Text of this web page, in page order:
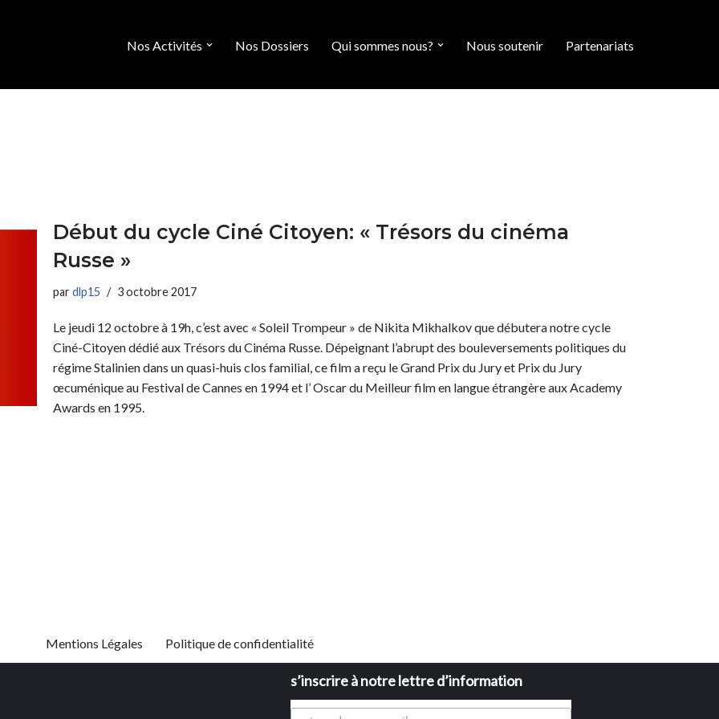
Nos Activités Nos Dossiers Qui sommes nous? Nous soutenir Partenariats
Début du cycle Ciné Citoyen: « Trésors du cinéma
Russe »
pardlp15 3 octobre 2017
Le jeudi 12 octobre à 19h, c’est avec « Soleil Trompeur » de Nikita Mikhalkov que débutera notre cycle
Ciné-Citoyen dédié aux Trésors du Cinéma Russe. Dépeignant l’abrupt des bouleversements politiques du
régime Stalinien dans un quasi-huis clos familial, ce film a reçu le Grand Prix du Jury et Prix du Jury
œcuménique au Festival de Cannes en 1994 et l’ Oscar du Meilleur film en langue étrangère aux Academy
Awards en 1995.
Mentions Légales Politique de confidentialité
s’inscrire à notre lettre d’information